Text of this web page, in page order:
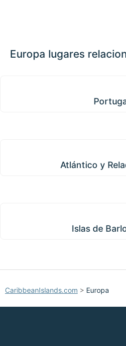
Europa lugares
Atlántico y
Islas de
CaribbeanIslands.com > Europa